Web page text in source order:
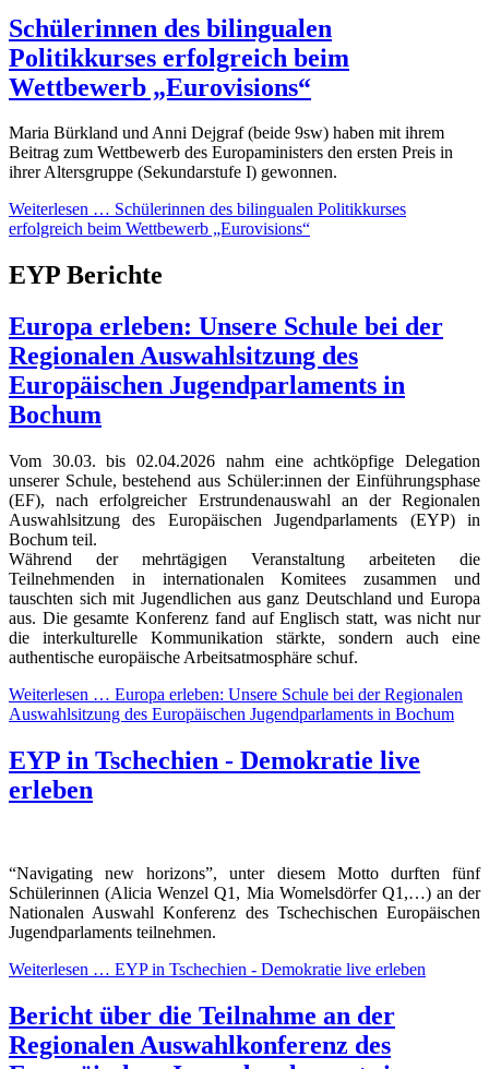
Schülerinnen des bilingualen
Politikkurses erfolgreich beim
Wettbewerb „Eurovisions“
Maria Bürkland und Anni Dejgraf (beide 9sw) haben mit ihrem
Beitrag zum Wettbewerb des Europaministers den ersten Preis in
ihrer Altersgruppe (Sekundarstufe I) gewonnen.
Weiterlesen … Schülerinnen des bilingualen Politikkurses
erfolgreich beim Wettbewerb „Eurovisions“
EYP Berichte
Europa erleben: Unsere Schule bei der
Regionalen Auswahlsitzung des
Europäischen Jugendparlaments in
Bochum
Vom 30.03. bis 02.04.2026 nahm eine achtköpfige Delegation
unserer Schule, bestehend aus Schüler:innen der Einführungsphase
(EF), nach erfolgreicher Erstrundenauswahl an der Regionalen
Auswahlsitzung des Europäischen Jugendparlaments (EYP) in
Bochum teil.
Während der mehrtägigen Veranstaltung arbeiteten die
Teilnehmenden in internationalen Komitees zusammen und
tauschten sich mit Jugendlichen aus ganz Deutschland und Europa
aus. Die gesamte Konferenz fand auf Englisch statt, was nicht nur
die interkulturelle Kommunikation stärkte, sondern auch eine
authentische europäische Arbeitsatmosphäre schuf.
Weiterlesen … Europa erleben: Unsere Schule bei der Regionalen
Auswahlsitzung des Europäischen Jugendparlaments in Bochum
EYP in Tschechien - Demokratie live
erleben
“Navigating new horizons”, unter diesem Motto durften fünf
Schülerinnen (Alicia Wenzel Q1, Mia Womelsdörfer Q1,…) an der
Nationalen Auswahl Konferenz des Tschechischen Europäischen
Jugendparlaments teilnehmen.
Weiterlesen … EYP in Tschechien - Demokratie live erleben
Bericht über die Teilnahme an der
Regionalen Auswahlkonferenz des